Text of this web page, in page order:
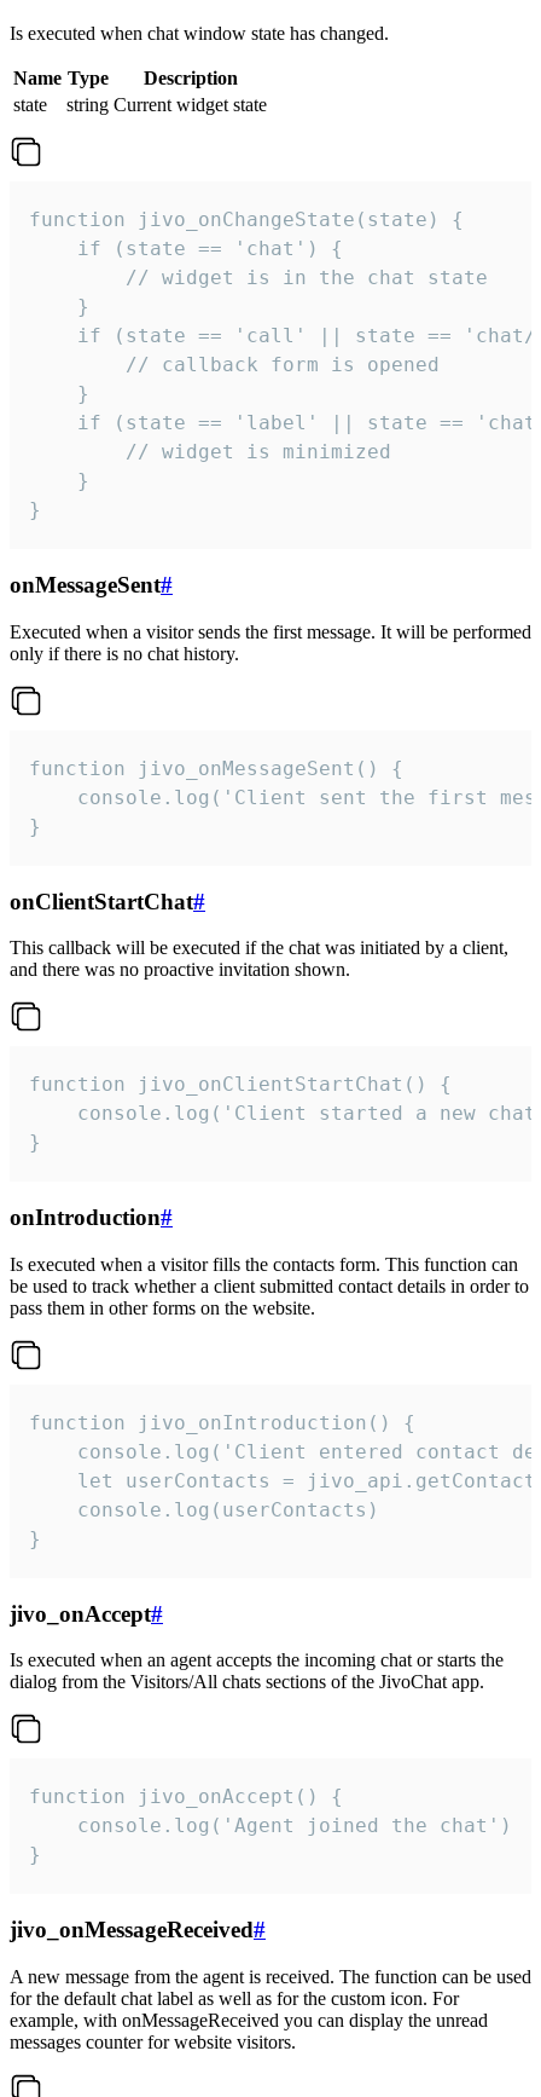
Is executed when chat window state has changed.
Name Type
Description
state
string Current widget state
function jivo_onChangeState(state) {
    if (state == 'chat') {
        // widget is in the chat state
    }
if (state == 'call' || state ==
        // callback form is opened
    }
if (state == 'label' || state ==
        // widget is minimized
    }
}
onMessageSent#
Executed when a visitor sends the first message. It will be performed
only if there is no chat history.
function jivo_onMessageSent() {
console.log('Client sent the first
}
onClientStartChat#
This callback will be executed if the chat was initiated by a client,
and there was no proactive invitation shown.
function jivo_onClientStartChat() {
console.log('Client started a new
}
onIntroduction#
Is executed when a visitor fills the contacts form. This function can
be used to track whether a client submitted contact details in order to
pass them in other forms on the website.
function jivo_onIntroduction() {
console.log('Client entered contact
let userContacts =
    console.log(userContacts)
}
jivo_onAccept#
Is executed when an agent accepts the incoming chat or starts the
dialog from the Visitors/All chats sections of the JivoChat app.
function jivo_onAccept() {
}
jivo_onMessageReceived#
A new message from the agent is received. The function can be used
for the default chat label as well as for the custom icon. For
example, with onMessageReceived you can display the unread
messages counter for website visitors.